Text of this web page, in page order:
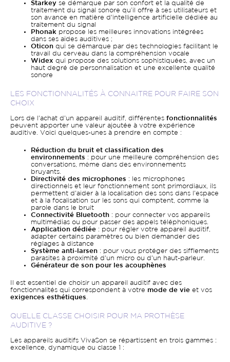
Starkey se démarque par son confort et la qualité de
traitement du signal sonore qu’il offre à ses utilisateurs et
son avance en matière d'intelligence artificielle dédiée au
traitement du signal
Phonak propose les meilleures innovations intégrées
dans ses aides auditives ;
Oticon qui se démarque par des technologies facilitant le
travail du cerveau dans la compréhension vocale
Widex qui propose des solutions sophistiquées, avec un
haut degré de personnalisation et une excellente qualité
sonore
LES FONCTIONNALITÉS À CONNAITRE POUR FAIRE SON
CHOIX
Lors de l'achat d'un appareil auditif, différentes fonctionnalités
peuvent apporter une valeur ajoutée à votre expérience
auditive. Voici quelques-unes à prendre en compte :
Réduction du bruit et classification des
environnements : pour une meilleure compréhension des
conversations, même dans des environnements
bruyants.
Directivité des microphones : les microphones
directionnels et leur fonctionnement sont primordiaux, ils
permettent d'aider à la localisation des sons dans l'espace
et à la focalisation sur les sons qui comptent, comme la
parole dans le bruit
Connectivité Bluetooth : pour connecter vos appareils
multimédias ou pour passer des appels téléphoniques.
Application dédiée : pour régler votre appareil auditif,
adapter certains paramètres ou bien demander des
réglages à distance
Système anti-larsen : pour vous protéger des sifflements
parasites à proximité d'un micro ou d'un haut-parleur.
Générateur de son pour les acouphènes
Il est essentiel de choisir un appareil auditif avec des
fonctionnalités qui correspondent à votre mode de vie et vos
exigences esthétiques
QUELLE CLASSE CHOISIR POUR MA PROTHÈSE
AUDITIVE ?
Les appareils auditifs VivaSon se répartissent en trois gammes :
excellence, dynamique ou classe 1 :